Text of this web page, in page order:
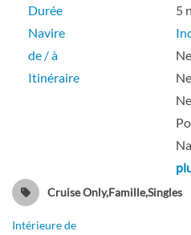
Cabine avec balcon
Cabine à balcon avec vue sur
Durée
5
Navire
de / à
Itinéraire
Cruise Only,Famille,Singles
Intérieure de